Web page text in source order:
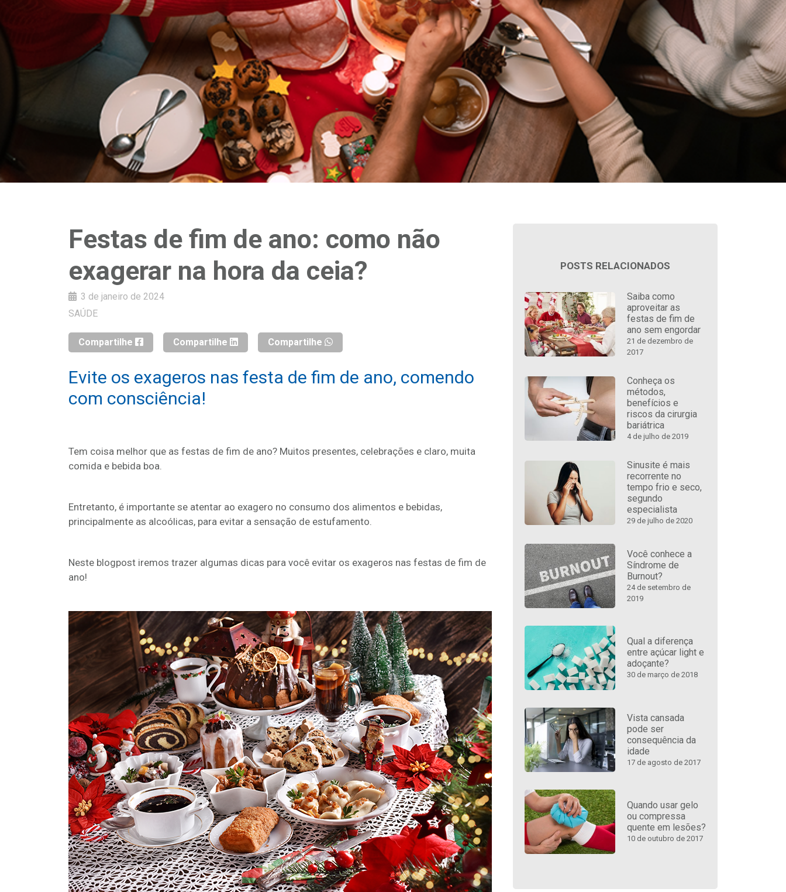
Festas de fim de ano: como não
exagerar na hora da ceia?
3 de janeiro de 2024
SAÚDE
Compartilhe Compartilhe Compartilhe
Evite os exageros nas festa de fim de ano, comendo
com consciência!
Tem coisa melhor que as festas de fim de ano? Muitos presentes, celebrações e claro, muita
comida e bebida boa.
Entretanto, é importante se atentar ao exagero no consumo dos alimentos e bebidas,
principalmente as alcoólicas, para evitar a sensação de estufamento.
Neste blogpost iremos trazer algumas dicas para você evitar os exageros nas festas de fim de
ano!
POSTS RELACIONADOS
Saiba como
aproveitar as
festas de fim de
ano sem engordar
21 de dezembro de
2017
Conheça os
métodos,
benefícios e
riscos da cirurgia
bariátrica
4 de julho de 2019
Sinusite é mais
recorrente no
tempo frio e seco,
segundo
especialista
29 de julho de 2020
Você conhece a
Síndrome de
Burnout?
24 de setembro de
2019
Qual a diferença
entre açúcar light e
adoçante?
30 de março de 2018
Vista cansada
pode ser
consequência da
idade
17 de agosto de 2017
Quando usar gelo
ou compressa
quente em lesões?
10 de outubro de 2017